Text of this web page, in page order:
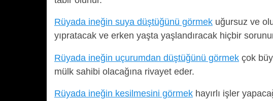
Rüyada ineğin suya düştüğünü görmek uğursuz ve
yıpratacak ve erken yaşta yaşlandıracak hiçbir
Rüyada ineğin uçurumdan düştüğünü görmek çok
mülk sahibi olacağına rivayet eder.
Rüyada ineğin kesilmesini görmek hayırlı işler